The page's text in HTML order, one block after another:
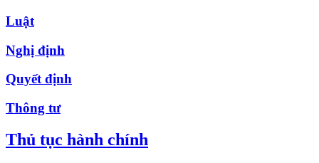
Luật
Nghị định
Quyết định
Thông tư
Thủ tục hành chính